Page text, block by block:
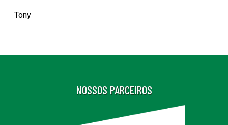
Tony
NOSSOS PARCEIROS